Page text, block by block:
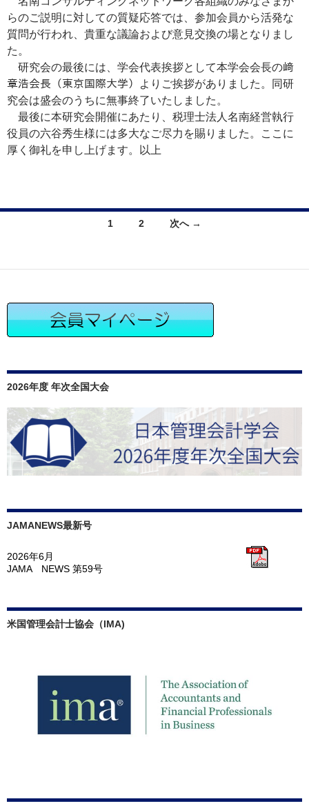
らのご説明に対しての質疑応答では、参加会員から活発な
質問が行われ、貴重な議論および意見交換の場となりまし
た。
研究会の最後には、学会代表挨拶として本学会会長の﨑
章浩会長（東京国際大学）よりご挨拶がありました。同研
究会は盛会のうちに無事終了いたしました。
最後に本研究会開催にあたり、税理士法人名南経営執行
役員の六谷秀生様には多大なご尽力を賜りました。ここに
厚く御礼を申し上げます。以上
ビ
ー
シ
ョ
1 2 次へ →
2026年度 年次全国大会
JAMANEWS最新号
2026年6月
JAMA NEWS 第59号
米国管理会計士協会（IMA)